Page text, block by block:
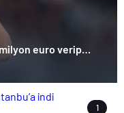
euro verip
1